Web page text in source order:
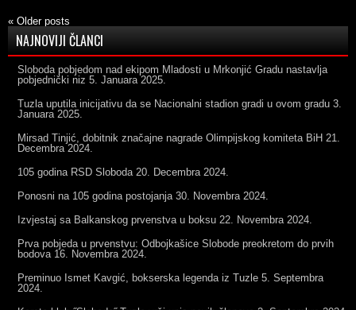
« Older posts
NAJNOVIJI ČLANCI
Sloboda pobjedom nad ekipom Mladosti u Mrkonjić Gradu nastavlja
pobjednički niz 5. Januara 2025.
Tuzla uputila inicijativu da se Nacionalni stadion gradi u ovom gradu 3.
Januara 2025.
Mirsad Tinjić, dobitnik značajne nagrade Olimpijskog komiteta BiH 21.
Decembra 2024.
105 godina RSD Sloboda 20. Decembra 2024.
Ponosni na 105 godina postojanja 30. Novembra 2024.
Izvjestaj sa Balkanskog prvenstva u boksu 22. Novembra 2024.
Prva pobjeda u prvenstvu: Odbojkašice Slobode preokretom do prvih
bodova 16. Novembra 2024.
Preminuo Ismet Kavgić, bokserska legenda iz Tuzle 5. Septembra
2024.